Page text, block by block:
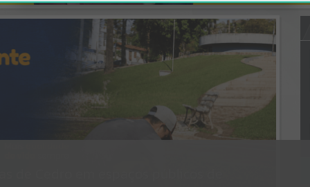
de Cedro em espaços públicos de